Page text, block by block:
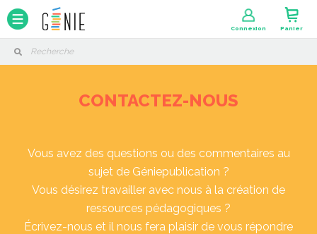
Connexion Panier
CONTACTEZ-NOUS
Vous avez des questions ou des commentaires au
sujet de Géniepublication ?
Vous désirez travailler avec nous à la création de
ressources pédagogiques ?
Écrivez-nous et il nous fera plaisir de vous répondre
Panneau de gestion des cookies